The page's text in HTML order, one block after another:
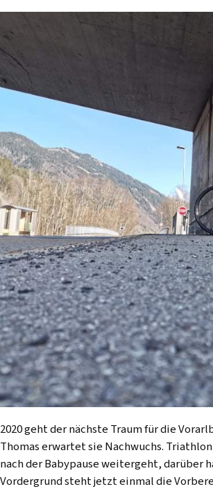
2020 geht der nächste Traum für die
Thomas erwartet sie Nachwuchs.
nach der Babypause weitergeht, darüber
Vordergrund steht jetzt einmal die